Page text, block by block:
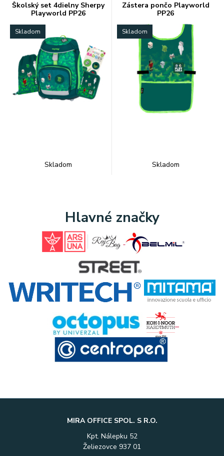
Školský set 4dielny Sherpy
Playworld PP26
Skladom
Skladom
Zástera pončo Playworld
PP26
Skladom
Skladom
Hlavné značky
MIRA OFFICE SPOL. S R.O.
Kpt. Nálepku 52
Želiezovce 937 01